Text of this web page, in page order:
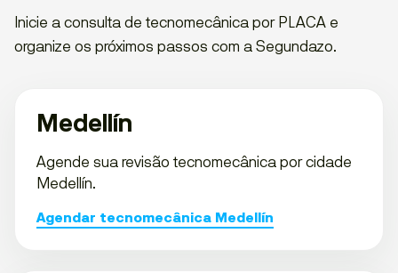
Inicie a consulta de tecnomecânica por PLACA e
organize os próximos passos com a Segundazo.
Medellín
Agende sua revisão tecnomecânica por cidade
Medellín.
Agendar tecnomecânica Medellín